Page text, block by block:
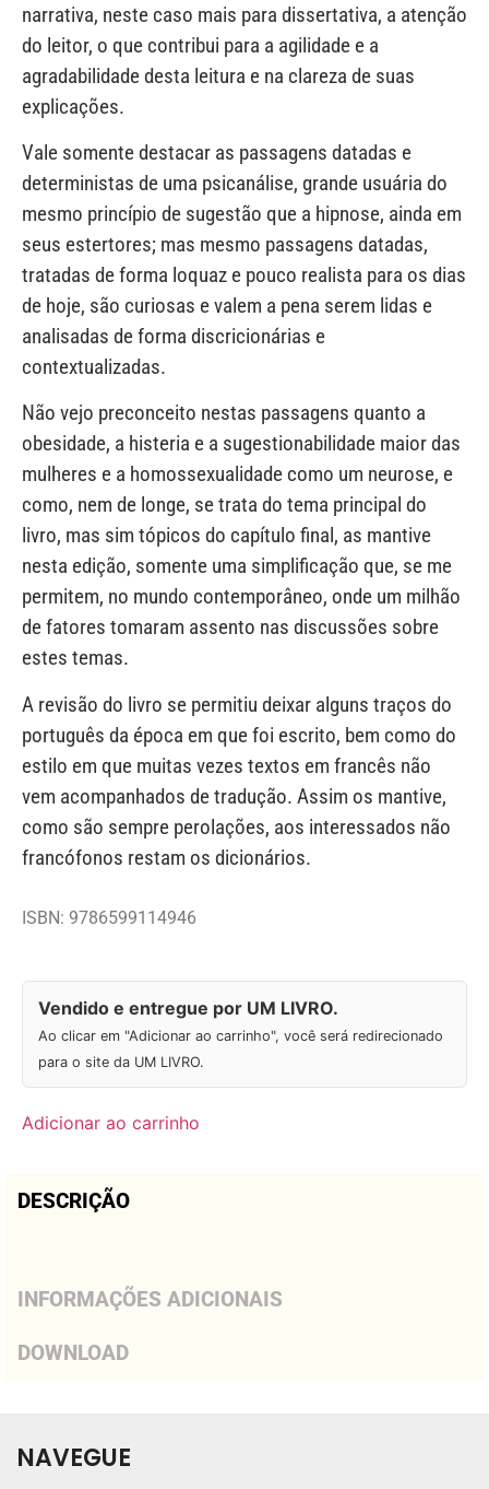
narrativa, neste caso mais para dissertativa, a atenção
do leitor, o que contribui para a agilidade e a
agradabilidade desta leitura e na clareza de suas
explicações.
Vale somente destacar as passagens datadas e
deterministas de uma psicanálise, grande usuária do
mesmo princípio de sugestão que a hipnose, ainda em
seus estertores; mas mesmo passagens datadas,
tratadas de forma loquaz e pouco realista para os dias
de hoje, são curiosas e valem a pena serem lidas e
analisadas de forma discricionárias e
contextualizadas.
Não vejo preconceito nestas passagens quanto a
obesidade, a histeria e a sugestionabilidade maior das
mulheres e a homossexualidade como um neurose, e
como, nem de longe, se trata do tema principal do
livro, mas sim tópicos do capítulo final, as mantive
nesta edição, somente uma simplificação que, se me
permitem, no mundo contemporâneo, onde um milhão
de fatores tomaram assento nas discussões sobre
estes temas.
A revisão do livro se permitiu deixar alguns traços do
português da época em que foi escrito, bem como do
estilo em que muitas vezes textos em francês não
vem acompanhados de tradução. Assim os mantive,
como são sempre perolações, aos interessados não
francófonos restam os dicionários.
ISBN: 9786599114946
Vendido e entregue por UM LIVRO.
Ao clicar em "Adicionar ao carrinho", você será redirecionado
para o site da UM LIVRO.
Adicionar ao carrinho
DESCRIÇÃO
INFORMAÇÕES ADICIONAIS
DOWNLOAD
NAVEGUE